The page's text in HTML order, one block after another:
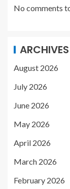
No comments
ARCHIVES
August 2026
July 2026
June 2026
May 2026
April 2026
March 2026
February 2026